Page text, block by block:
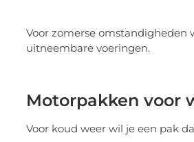
Voor zomerse
uitneembare voeringen.
Motorpakken voor
Voor koud weer wil je een pak